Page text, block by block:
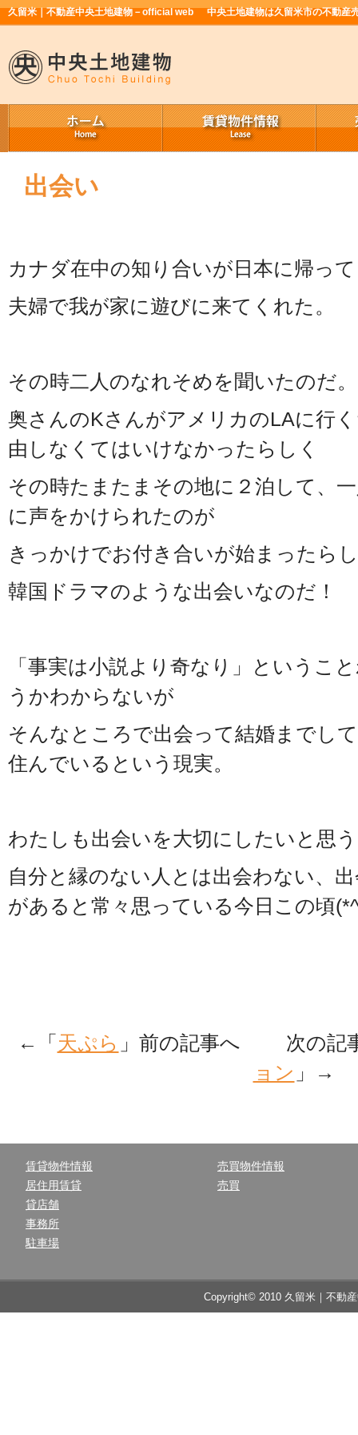
久留米｜不動産中央土地建物－official web 中央土地建物は久留米市の不動産
出会い
カナダ在中の知り合いが日本に帰っ
夫婦で我が家に遊びに来てくれた。
その時二人のなれそめを聞いたのだ。
奥さんのKさんがアメリカのLAに行
由しなくてはいけなかったらしく
その時たまたまその地に２泊して、
に声をかけられたのが
きっかけでお付き合いが始まったら
韓国ドラマのような出会いなのだ！
「事実は小説より奇なり」というこ
うかわからないが
そんなところで出会って結婚までし
住んでいるという現実。
わたしも出会いを大切にしたいと思
自分と縁のない人とは出会わない、
があると常々思っている今日この頃
←「 天ぷら 」前の記事へ 次の記
ョン 」→
賃貸物件情報
居住用賃貸
貸店舗
事務所
駐車場
売買物件情報
売買
Copyright© 2010 久留米｜不動